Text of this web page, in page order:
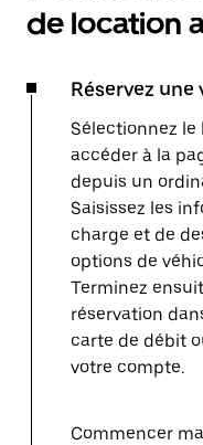
de location
Réservez
Sélectionnez
accéder à la
depuis un
Saisissez les
charge et de
options de
Terminez
réservation
carte de débit
votre compte.
Commencer